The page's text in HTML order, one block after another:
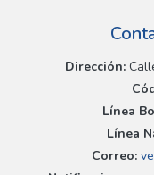
Dirección:
Línea
Línea
Correo: